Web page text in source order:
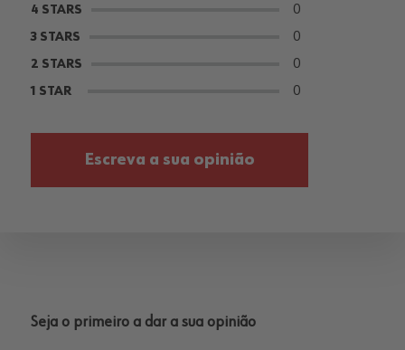
4 STARS 0
3 STARS 0
2 STARS 0
1 STAR 0
Escreva a sua opinião
Seja o primeiro a dar a sua opinião